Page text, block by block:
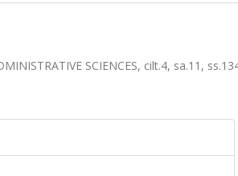
SCIENCES, cilt.4, sa.11,